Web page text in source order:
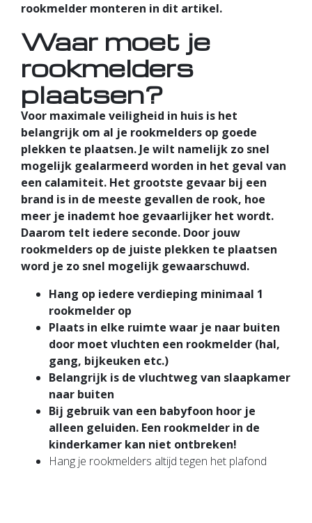
rookmelder monteren in dit artikel.
Waar moet je
rookmelders
plaatsen?
Voor maximale veiligheid in huis is het
belangrijk om al je rookmelders op goede
plekken te plaatsen. Je wilt namelijk zo snel
mogelijk gealarmeerd worden in het geval van
een calamiteit. Het grootste gevaar bij een
brand is in de meeste gevallen de rook, hoe
meer je inademt hoe gevaarlijker het wordt.
Daarom telt iedere seconde. Door jouw
rookmelders op de juiste plekken te plaatsen
word je zo snel mogelijk gewaarschuwd.
Hang op iedere verdieping minimaal 1
rookmelder op
Plaats in elke ruimte waar je naar buiten
door moet vluchten een rookmelder (hal,
gang, bijkeuken etc.)
Belangrijk is de vluchtweg van slaapkamer
naar buiten
Bij gebruik van een babyfoon hoor je
alleen geluiden. Een rookmelder in de
kinderkamer kan niet ontbreken!
Hang je rookmelders altijd tegen het plafond